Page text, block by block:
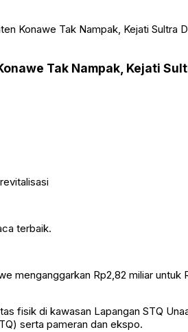
Konawe Tak Nampak, Kejati Sultra
Tak Nampak, Kejati
terbaik.
menganggarkan Rp2,82 miliar
fisik di kawasan Lapangan STQ
serta pameran dan ekspo.